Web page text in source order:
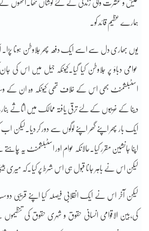
عیش و عشرت والی زندگی کے لئے کوشاں تھا۔انھوں نے
ہمارے عظیم قائد کو۔
یوں بھاری دل سے اسے ایک دفعہ پھر جلاوطن ہونا
عوامی دباؤ پر جلاوطن کیا گیا۔کیونکہ جیل میں اس کی جان
اسٹبلشمنٹ بھی اس کے خلاف تھی کیونکہ وہ ان کے
دینا کے غریبوں کے لئے ترقی یافتہ ممالک میں اثاثے
ایک بار پھر اپنے گھر اپنے لوگوں سے دور کر دیا۔لیکن اب
اپنا جانشین مقرر کیا۔حالانکہ عوام اور اسٹبلشمنٹ یہ
لیکن اس نے باہر جانا قبول ہی اس شرط پر کیا۔کہ میری
لیکن آخر اس نے ایک انقلابی فیصلہ کیا اپنے
کی،بین الاقوامی انسانی حقوق و شہری حقوق کی